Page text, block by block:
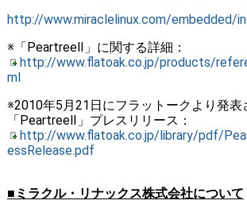
http://www.miraclelinux.com/embedded/
※「PeartreeⅡ」に関する詳細：
http://www.flatoak.co.jp/products/
ml
※2010年5月21日にフラットークより発表
「PeartreeⅡ」プレスリリース：
http://www.flatoak.co.jp/library/pdf/
essRelease.pdf
■ミラクル・リナックス株式会社について